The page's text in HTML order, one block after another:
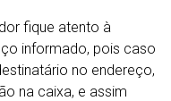
fique atento à
informado, pois caso
no endereço,
na caixa, e assim